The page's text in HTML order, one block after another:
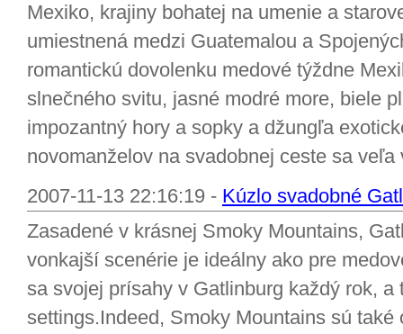
Mexiko, krajiny bohatej na umenie a
umiestnená medzi Guatemalou a
romantickú dovolenku medové týždne
slnečného svitu, jasné modré more, biele
impozantný hory a sopky a džungľa
novomanželov na svadobnej ceste sa
2007-11-13 22:16:19 - Kúzlo svadobné
Zasadené v krásnej Smoky Mountains,
vonkajší scenérie je ideálny ako pre
sa svojej prísahy v Gatlinburg každý rok,
settings.Indeed, Smoky Mountains sú